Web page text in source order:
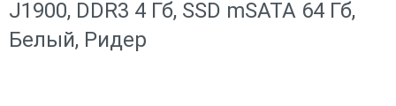
J1900, DDR3 4 Гб, SSD mSATA 64 Гб,
Белый, Ридер